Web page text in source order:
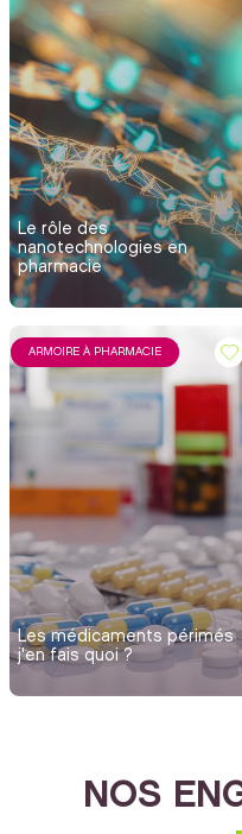
Le rôle des
nanotechnologies en
pharmacie
ARMOIRE À PHARMACIE
Les médicaments périmés
j'en fais quoi ?
NOS